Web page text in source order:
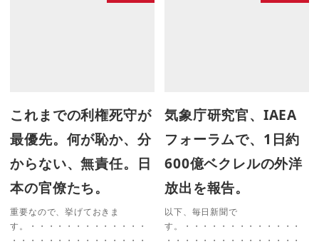
これまでの利権死守が
最優先。何が恥か、分
からない、無責任。日
本の官僚たち。
重要なので、挙げておきま
す。・・・・・・・・・・・・・
・・・・・・・・・・・・・・・
気象庁研究官、IAEA
フォーラムで、1日約
600億ベクレルの外洋
放出を報告。
以下、毎日新聞で
す。・・・・・・・・・・・・・
・・・・・・・・・・・・・・・